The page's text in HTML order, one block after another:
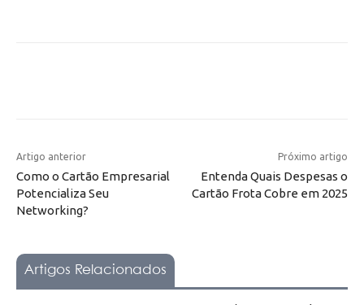
Artigo anterior
Como o Cartão Empresarial
Potencializa Seu
Networking?
Próximo artigo
Entenda Quais Despesas o
Cartão Frota Cobre em 2025
Artigos Relacionados